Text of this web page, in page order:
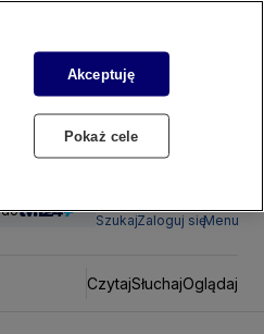
SzukajZaloguj sięMenu
CzytajSłuchajOglądaj
Akceptuję
Pokaż cele